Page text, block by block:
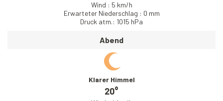
Wind : 5 km/h
Erwarteter Niederschlag : 0 mm
Druck atm.: 1015 hPa
Abend
Klarer Himmel
20°